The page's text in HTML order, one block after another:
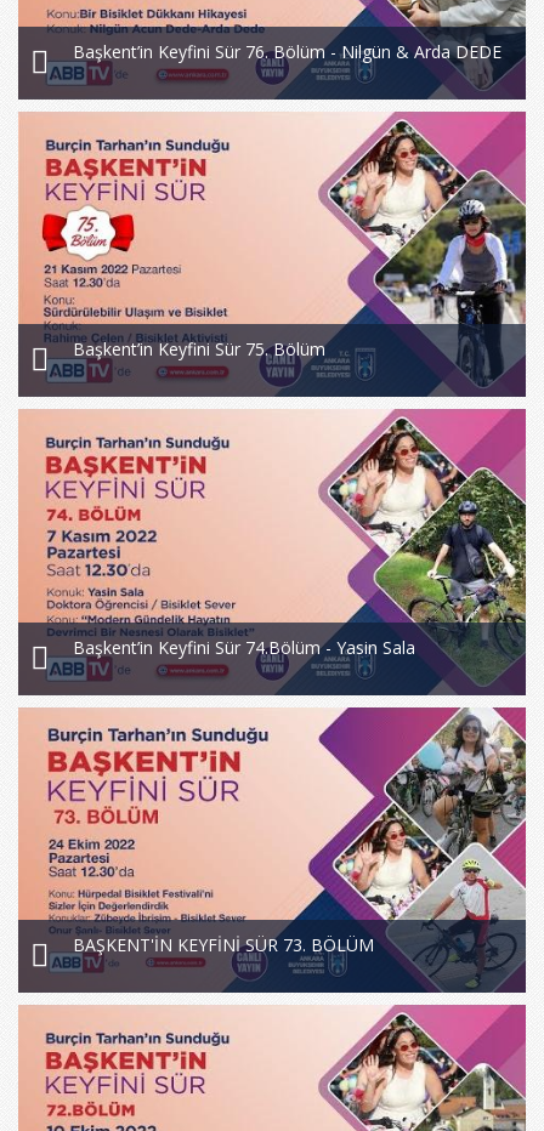
Başkent’in Keyfini Sür 76. Bölüm - Nilgün & Arda DEDE
Başkent’in Keyfini Sür 75. Bölüm
Başkent’in Keyfini Sür 74.Bölüm - Yasin Sala
BAŞKENT'İN KEYFİNİ SÜR 73. BÖLÜM